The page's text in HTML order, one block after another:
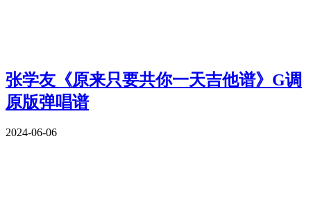
张学友《原来只要共你一天吉他谱》G调
原版弹唱谱
2024-06-06